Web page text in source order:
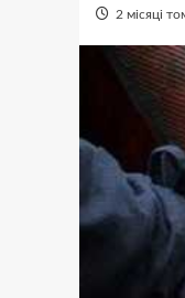
2 місяці